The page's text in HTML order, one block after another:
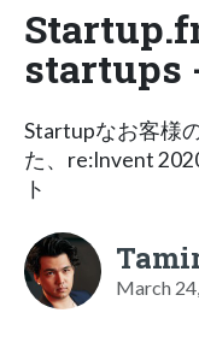
startups
Startupなお客様
た、re:Invent
ト
March